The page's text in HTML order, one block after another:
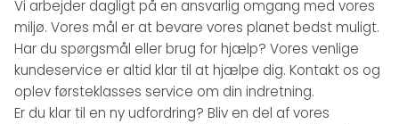
Vi arbejder dagligt på en ansvarlig omgang med vores
miljø. Vores mål er at bevare vores planet bedst muligt.
Har du spørgsmål eller brug for hjælp? Vores venlige
kundeservice er altid klar til at hjælpe dig. Kontakt os og
oplev førsteklasses service om din indretning.
Er du klar til en ny udfordring? Bliv en del af vores